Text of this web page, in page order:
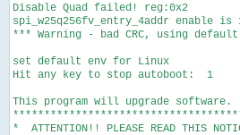
Disable Quad failed! reg:0x2
spi_w25q256fv_entry_4addr enable is
*** Warning - bad CRC, using default
set default env for Linux
Hit any key to stop autoboot: 1
This program will upgrade software.
* ATTENTION!! PLEASE READ THIS